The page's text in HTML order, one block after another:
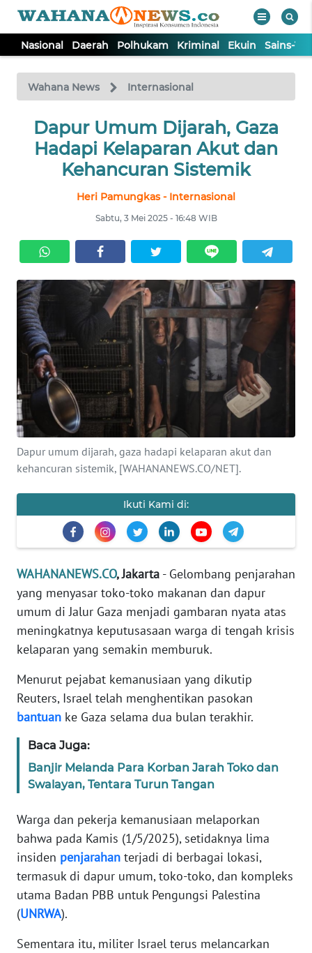
Nasional Daerah Polhukam Kriminal Ekuin Sains-
Wahana News Internasional
Dapur Umum Dijarah, Gaza
Hadapi Kelaparan Akut dan
Kehancuran Sistemik
Heri Pamungkas - Internasional
Sabtu, 3 Mei 2025 - 16:48 WIB
Dapur umum dijarah, gaza hadapi kelaparan akut dan
kehancuran sistemik, [WAHANANEWS.CO/NET].
Ikuti Kami di:
WAHANANEWS.CO, Jakarta - Gelombang penjarahan
yang menyasar toko-toko makanan dan dapur
umum di Jalur Gaza menjadi gambaran nyata atas
meningkatnya keputusasaan warga di tengah krisis
kelaparan yang semakin memburuk.
Menurut pejabat kemanusiaan yang dikutip
Reuters, Israel telah menghentikan pasokan
bantuan ke Gaza selama dua bulan terakhir.
Baca Juga:
Banjir Melanda Para Korban Jarah Toko dan
Swalayan, Tentara Turun Tangan
Warga dan pekerja kemanusiaan melaporkan
bahwa pada Kamis (1/5/2025), setidaknya lima
insiden penjarahan terjadi di berbagai lokasi,
termasuk di dapur umum, toko-toko, dan kompleks
utama Badan PBB untuk Pengungsi Palestina
(UNRWA).
Sementara itu, militer Israel terus melancarkan
TV
Tutup
NASIONAL
KRIMINAL
EKUIN
SAINS-TEKNO
KESEHATAN
INTERNASIONAL
SERBA-SERBI
PENDIDIKAN
OLAHRAGA
EDITORIAL
Informasi
INDEKS
BERITA
KONTAK
INFO
IKLAN
TENTANG
KAMI
PEDOMAN
MEDIA
SIBER